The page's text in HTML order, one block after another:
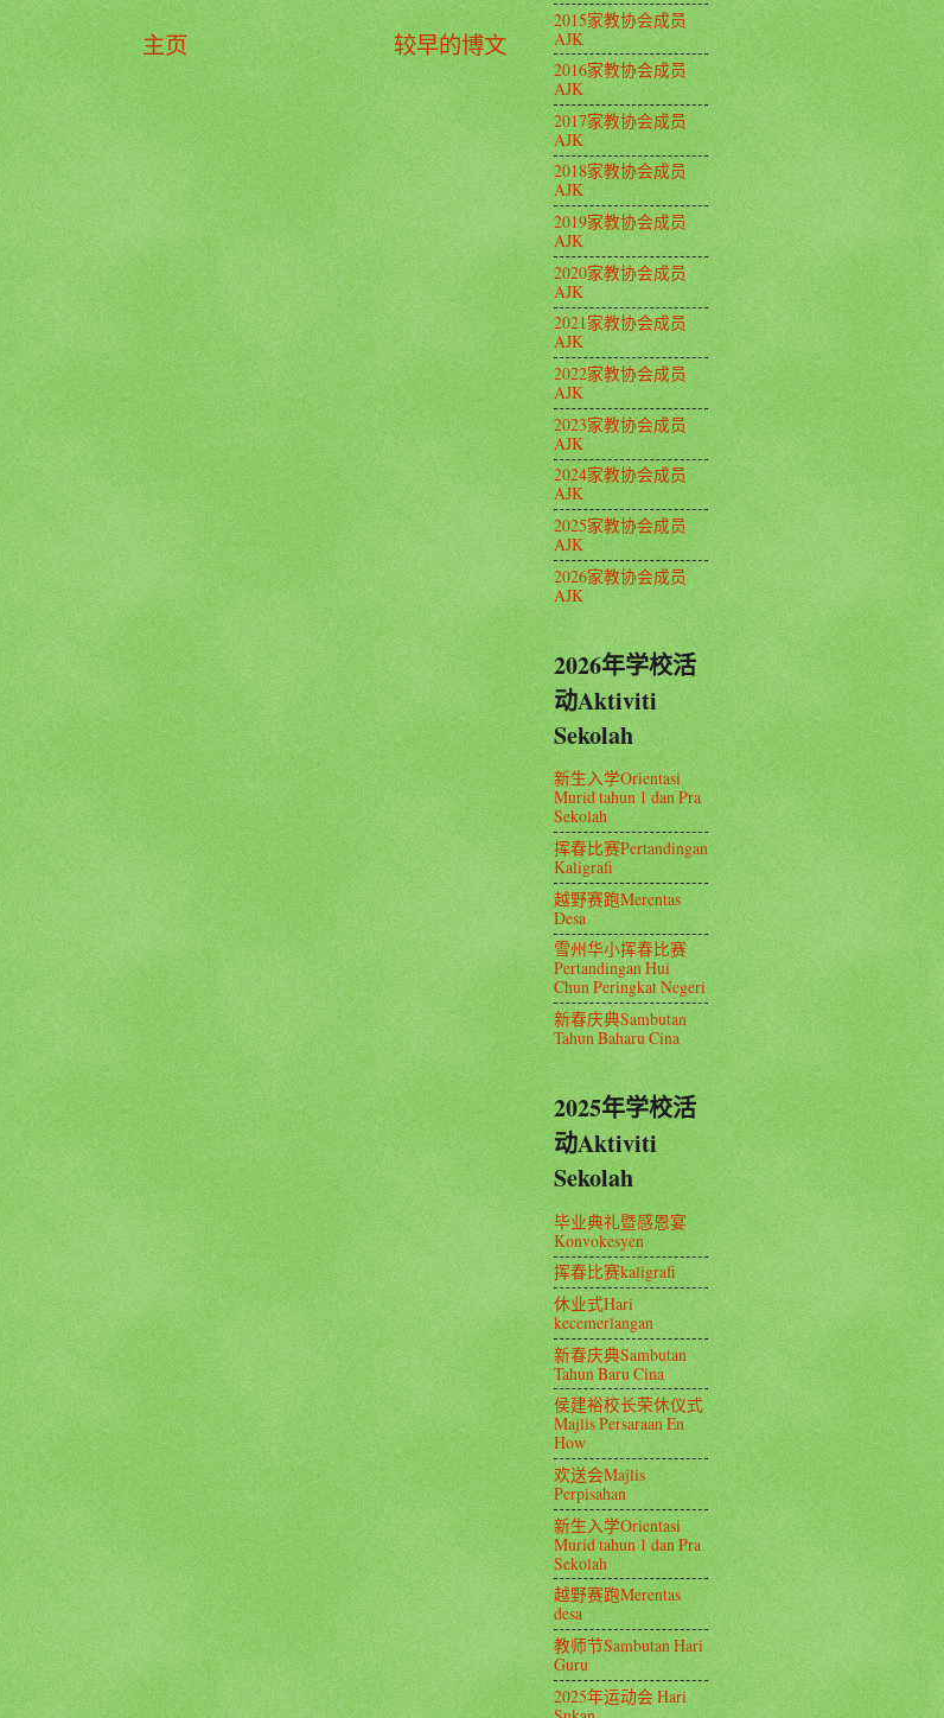
较早的博文
主页
2015家教协会成员
AJK
2016家教协会成员
AJK
2017家教协会成员
AJK
2018家教协会成员
AJK
2019家教协会成员
AJK
2020家教协会成员
AJK
2021家教协会成员
AJK
2022家教协会成员
AJK
2023家教协会成员
AJK
2024家教协会成员
AJK
2025家教协会成员
AJK
2026家教协会成员
AJK
2026年学校活
动Aktiviti
Sekolah
新生入学Orientasi
Murid tahun 1 dan Pra
Sekolah
挥春比赛Pertandingan
Kaligrafi
越野赛跑Merentas
Desa
雪州华小挥春比赛
Pertandingan Hui
Chun Peringkat Negeri
新春庆典Sambutan
Tahun Baharu Cina
2025年学校活
动Aktiviti
Sekolah
毕业典礼暨感恩宴
Konvokesyen
挥春比赛kaligrafi
休业式Hari
kecemerlangan
新春庆典Sambutan
Tahun Baru Cina
侯建裕校长荣休仪式
Majlis Persaraan En
How
欢送会Majlis
Perpisahan
新生入学Orientasi
Murid tahun 1 dan Pra
Sekolah
越野赛跑Merentas
desa
教师节Sambutan Hari
Guru
2025年运动会 Hari